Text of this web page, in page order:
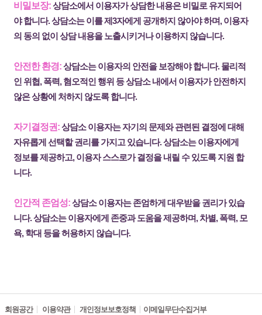
비밀보장:상담소에서 이용자가 상담한 내용은 비밀로 유지되어
야 합니다. 상담소는 이를 제3자에게 공개하지 않아야 하며, 이용자
의 동의 없이 상담 내용을 노출시키거나 이용하지 않습니다.
안전한 환경:상담소는 이용자의 안전을 보장해야 합니다. 물리적
인 위협, 폭력, 혐오적인 행위 등 상담소 내에서 이용자가 안전하지
않은 상황에 처하지 않도록 합니다.
자기결정권:상담소 이용자는 자기의 문제와 관련된 결정에 대해
자유롭게 선택할 권리를 가지고 있습니다. 상담소는 이용자에게
정보를 제공하고, 이용자 스스로가 결정을 내릴 수 있도록 지원 합
니다.
인간적 존엄성:상담소 이용자는 존엄하게 대우받을 권리가 있습
니다. 상담소는 이용자에게 존중과 도움을 제공하며, 차별, 폭력, 모
욕, 학대 등을 허용하지 않습니다.
회원공간 이용약관 개인정보보호정책 이메일무단수집거부